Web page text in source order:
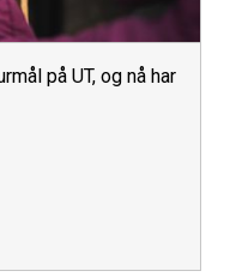
på UT, og nå har